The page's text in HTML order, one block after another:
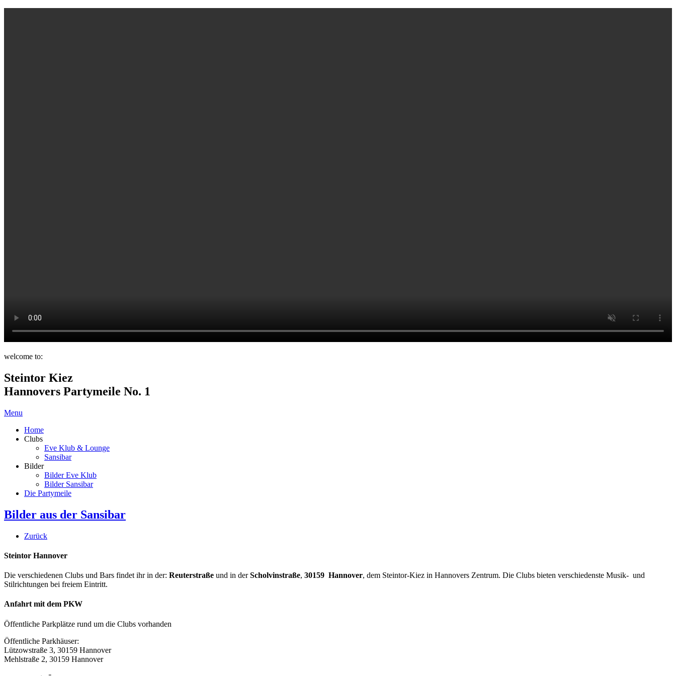
welcome to:
Steintor Kiez
Hannovers Partymeile No. 1
Menu
Home
Clubs
Eve Klub & Lounge
Sansibar
Bilder
Bilder Eve Klub
Bilder Sansibar
Die Partymeile
Bilder aus der Sansibar
Zurück
Steintor Hannover
Die verschiedenen Clubs und Bars findet ihr in der: Reuterstraße und in derScholvinstraße, 30159 Hannover, dem Steintor-Kiez in Hannovers Zentrum. Die Clubs bieten verschiedenste Musik- und
Stilrichtungen bei freiem Eintritt.
Anfahrt mit dem PKW
Öffentliche Parkplätze rund um die Clubs vorhanden
Öffentliche Parkhäuser:
Lützowstraße 3, 30159 Hannover
Mehlstraße 2, 30159 Hannover